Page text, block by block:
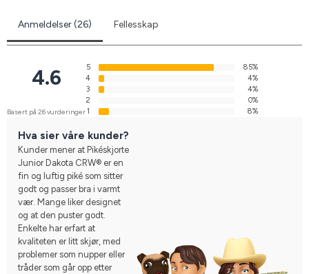
Anmeldelser (26) Fellesskap
4.6
Basert på 26 vurderinger
5
85%
4
4%
3
4%
2
0%
1
8%
Hva sier våre kunder?
Kunder mener at Pikéskjorte
Junior Dakota CRW® er en
fin og luftig piké som sitter
godt og passer bra i varmt
vær. Mange liker designet
og at den puster godt.
Enkelte har erfart at
kvaliteten er litt skjør, med
problemer som nupper eller
tråder som går opp etter